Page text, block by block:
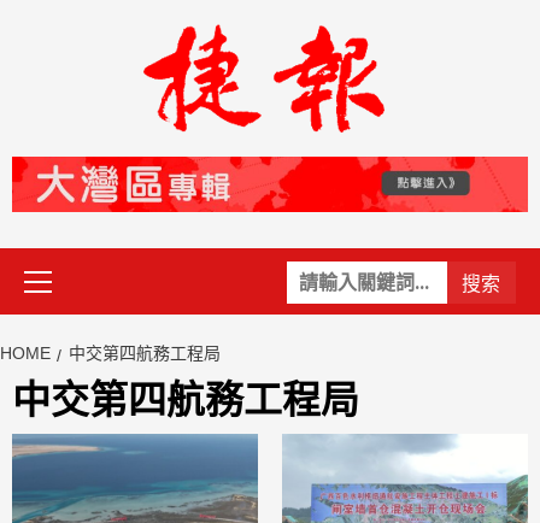
關
鍵
Primary
Menu
HOME 中交第四航務工程局
中交第四航務工程局